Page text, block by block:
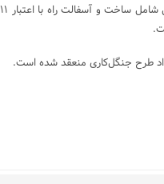
استاندار بوشهر عنوان کرد: در حوزه راه روستایی شامل ساخت و آسفالت راه با اعتبار ۱۱